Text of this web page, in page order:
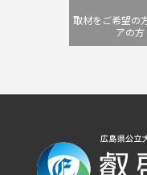
取材をご希望の
アの方